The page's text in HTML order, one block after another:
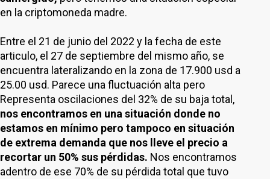
en la criptomoneda madre.
Entre el 21 de junio del 2022 y la fecha de este
articulo, el 27 de septiembre del mismo año, se
encuentra lateralizando en la zona de 17.900 usd a
25.00 usd. Parece una fluctuación alta pero
Representa oscilaciones del 32% de su baja total,
nos encontramos en una situación donde no
estamos en mínimo pero tampoco en situación
de extrema demanda que nos lleve el precio a
recortar un 50% sus pérdidas. Nos encontramos
adentro de ese 70% de su pérdida total que tuvo